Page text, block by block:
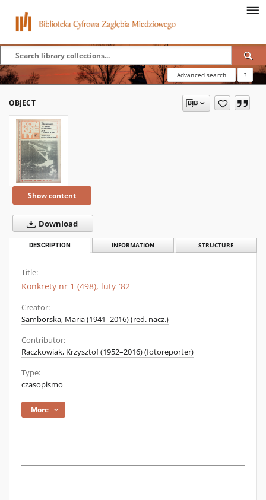
Advanced search ?
OBJECT
Show content
Download
DESCRIPTION INFORMATION STRUCTURE
Title:
Konkrety nr 1 (498), luty `82
Creator:
Samborska, Maria (1941–2016) (red. nacz.)
Contributor:
Raczkowiak, Krzysztof (1952–2016) (fotoreporter)
Type:
czasopismo
More